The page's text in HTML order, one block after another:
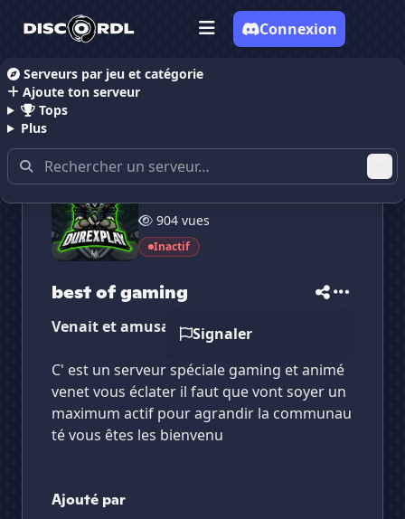
Serveurs par jeu et catégorie
Ajoute ton serveur
Tops
Plus
Connexion
Accueil Serveurs Discord Communauté
904 vues
Inactif
best of gaming
Signaler
Venait et amusait vous
C' est un serveur spéciale gaming et animé
venet vous éclater il faut que vont soyer un
maximum actif pour agrandir la communau
té vous êtes les bienvenu
Ajouté par
Vote pourbest of gaming
best of gaming
Es-tu sûr de vouloir supprimer ton avis de ce
best of gaming